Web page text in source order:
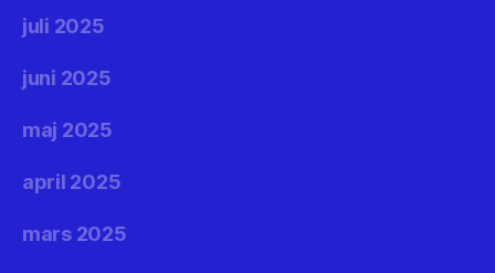
juli 2025
juni 2025
maj 2025
april 2025
mars 2025